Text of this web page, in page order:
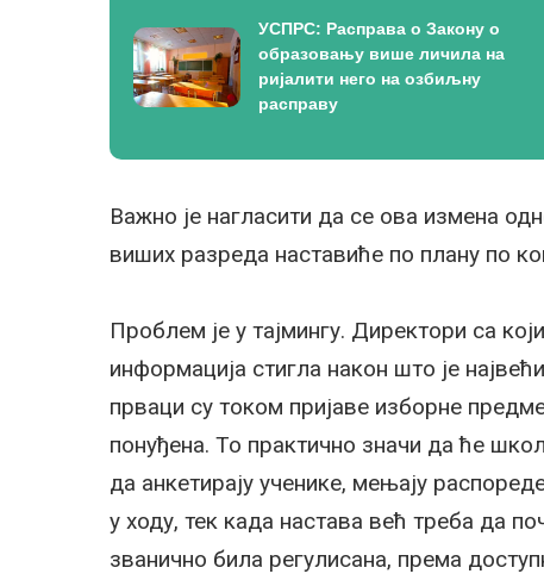
УСПРС: Расправа о Закону о
образовању више личила на
ријалити него на озбиљну
расправу
Важно је нагласити да се ова измена
виших разреда наставиће по плану по
Проблем је у тајмингу. Директори са
информација стигла након што је
прваци су током пријаве изборне
понуђена. То практично значи да ће
да анкетирају ученике, мењају
у ходу, тек када настава већ треба да
званично била регулисана, према